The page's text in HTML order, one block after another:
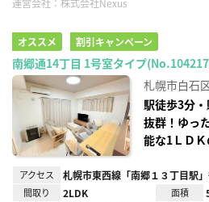
オススメ 割引キャンペーン
南郷通14丁目 1号室タイプ
札幌市白石
駅徒歩3分
抜群！ゆっ
能な1ＬＤ
アクセス 札幌市東西線「南郷１３丁目駅
間取り 2LDK 面積